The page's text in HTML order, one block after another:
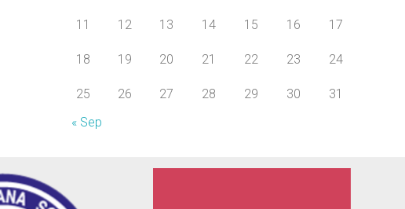
11 12 13 14 15 16 17
18 19 20 21 22 23 24
25 26 27 28 29 30
31
« Sep